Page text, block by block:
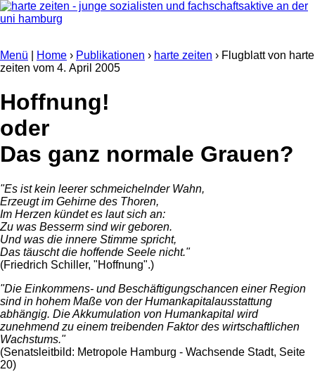
Menü Home › Publikationen › harte zeiten › Flugblatt von harte
zeiten vom 4. April 2005
Hoffnung!
oder
Das ganz normale Grauen?
"Es ist kein leerer schmeichelnder Wahn,
Erzeugt im Gehirne des Thoren,
Im Herzen kündet es laut sich an:
Zu was Besserm sind wir geboren.
Und was die innere Stimme spricht,
Das täuscht die hoffende Seele nicht."
(Friedrich Schiller, "Hoffnung".)
"Die Einkommens- und Beschäftigungschancen einer Region
sind in hohem Maße von der Humankapitalausstattung
abhängig. Die Akkumulation von Humankapital wird
zunehmend zu einem treibenden Faktor des wirtschaftlichen
Wachstums."
(Senatsleitbild: Metropole Hamburg - Wachsende Stadt, Seite
20)